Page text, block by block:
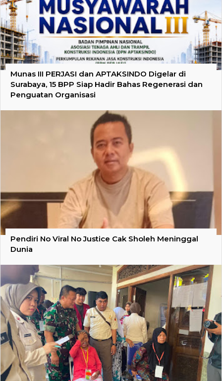
Munas III PERJASI dan APTAKSINDO Digelar di
Surabaya, 15 BPP Siap Hadir Bahas Regenerasi dan
Penguatan Organisasi
Pendiri No Viral No Justice Cak Sholeh Meninggal
Dunia